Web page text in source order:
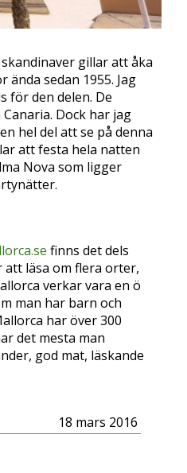
gillar att åka
sedan 1955. Jag
för den delen. De
Dock har jag
hel del att se på denna
att festa hela natten
Nova som ligger
finns det dels
att läsa om flera orter,
verkar vara en ö
man har barn och
har över 300
det mesta man
god mat, läskande
18 mars 2016